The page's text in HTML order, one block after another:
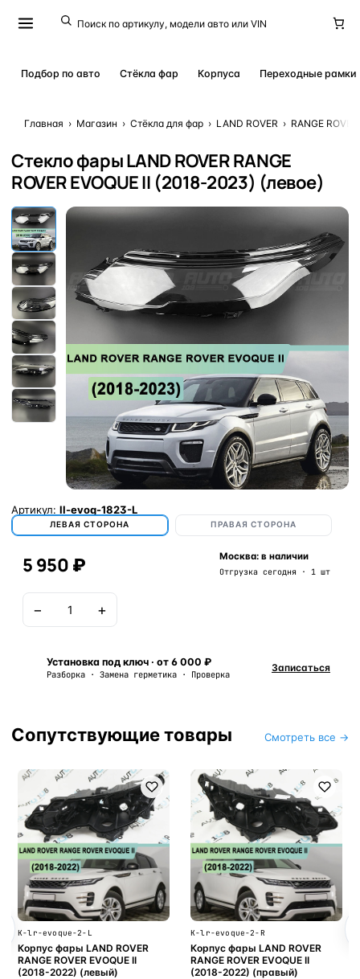
Подбор по авто Стёкла фар Корпуса Переходные рамки
Главная › Магазин › Стёкла для фар › LAND ROVER › RANGE
Стекло фары LAND ROVER RANGE
ROVER EVOQUE II (2018-2023) (левое)
Артикул: ll-evoq-1823-L
ЛЕВАЯ СТОРОНА ПРАВАЯ СТОРОНА
5 950 ₽ Москва: в наличии
Отгрузка сегодня · 1 шт
− +
Установка под ключ · от 6 000 ₽
Разборка · Замена герметика · Проверка
Записаться
Сопутствующие товары Смотреть все →
K-lr-evoque-2-L
Корпус фары LAND ROVER
RANGE ROVER EVOQUE II
(2018-2022) (левый)
K-lr-evoque-2-R
Корпус фары LAND ROVER
RANGE ROVER EVOQUE II
(2018-2022) (правый)